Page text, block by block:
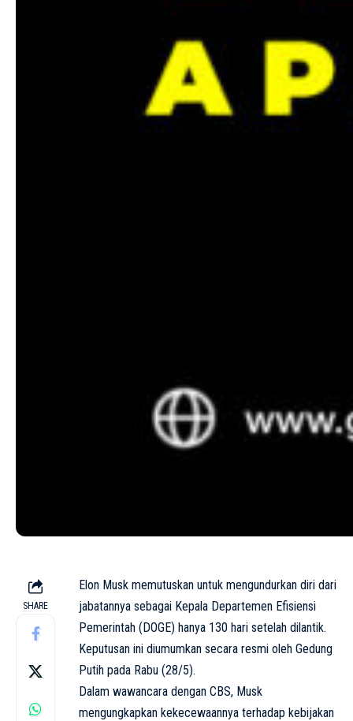
SHARE
Elon Musk memutuskan untuk mengundurkan diri dari
jabatannya sebagai Kepala Departemen Efisiensi
Pemerintah (DOGE) hanya 130 hari setelah dilantik.
Keputusan ini diumumkan secara resmi oleh Gedung
Putih pada Rabu (28/5).
Dalam wawancara dengan CBS, Musk
mengungkapkan kekecewaannya terhadap kebijakan